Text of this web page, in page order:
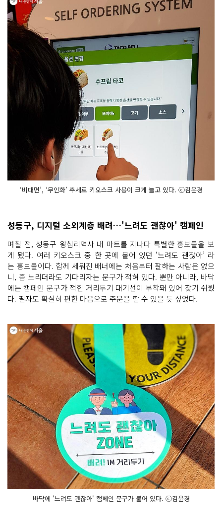
‘비대면’, ‘무인화’ 추세로 키오스크 사용이 크게 늘고 있다. ⓒ김윤경
성동구, 디지털 소외계층 배려…'느려도 괜찮아' 캠페인
며칠 전, 성동구 왕십리역사 내 마트를 지나다 특별한 홍보물을 보
게 됐다. 여러 키오스크 중 한 곳에 붙어 있던 ‘느려도 괜찮아’ 라
는 홍보물이다. 함께 세워진 배너에는 처음부터 잘하는 사람은 없으
니, 좀 느리더라도 기다리자는 문구가 적혀 있다. 뿐만 아니라, 바닥
에는 캠페인 문구가 적힌 거리두기 대기선이 부착돼 있어 찾기 쉬웠
다. 필자도 확실히 편한 마음으로 주문을 할 수 있을 듯 싶었다.
바닥에 '느려도 괜찮아' 캠페인 문구가 붙어 있다. ⓒ김윤경